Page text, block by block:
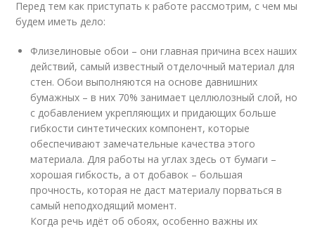
Перед тем как приступать к работе рассмотрим, с чем мы
будем иметь дело:
Флизелиновые обои – они главная причина всех наших
действий, самый известный отделочный материал для
стен. Обои выполняются на основе давнишних
бумажных – в них 70% занимает целлюлозный слой, но
с добавлением укрепляющих и придающих больше
гибкости синтетических компонент, которые
обеспечивают замечательные качества этого
материала. Для работы на углах здесь от бумаги –
хорошая гибкость, а от добавок – большая
прочность, которая не даст материалу порваться в
самый неподходящий момент.
Когда речь идёт об обоях, особенно важны их